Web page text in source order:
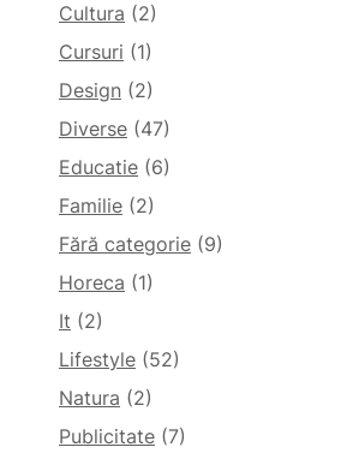
Cultura (2)
Cursuri (1)
Design (2)
Diverse (47)
Educatie (6)
Familie (2)
Fără categorie (9)
Horeca (1)
It (2)
Lifestyle (52)
Natura (2)
Publicitate (7)